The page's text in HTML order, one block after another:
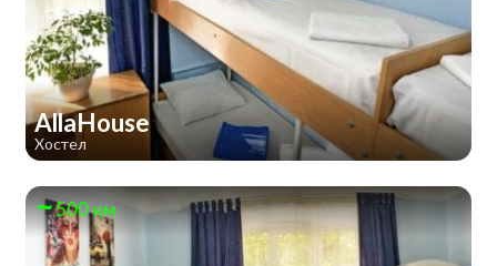
AllaHouse
Хостел
500 км